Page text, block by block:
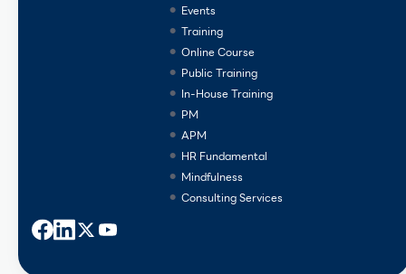
Events
Training
Online Course
Public Training
In-House Training
PM
APM
HR Fundamental
Mindfulness
Consulting Services